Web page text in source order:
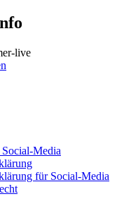
live
Media
für Social-Media